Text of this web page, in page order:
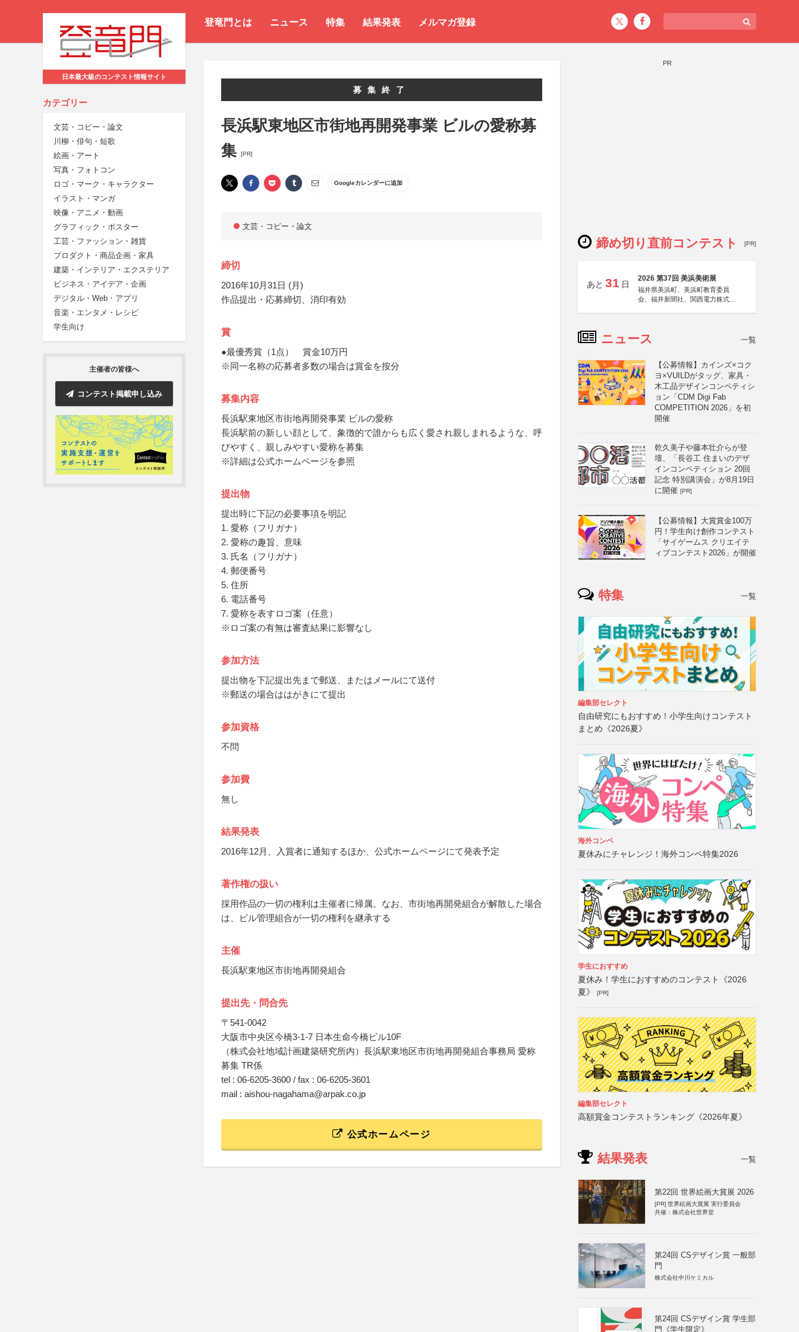
登竜門とは ニュース 特集 結果発表 メルマガ登録
日本最大級のコンテスト情報サイト
カテゴリー
文芸・コピー・論文
川柳・俳句・短歌
絵画・アート
写真・フォトコン
ロゴ・マーク・キャラクター
イラスト・マンガ
映像・アニメ・動画
グラフィック・ポスター
工芸・ファッション・雑貨
プロダクト・商品企画・家具
建築・インテリア・エクステリア
ビジネス・アイデア・企画
デジタル・Web・アプリ
音楽・エンタメ・レシピ
学生向け
主催者の皆様へ
コンテスト掲載申し込み
募集終了
長浜駅東地区市街地再開発事業 ビルの愛称募
集
[PR]
Googleカレンダーに追加
文芸・コピー・論文
締切
2016年10月31日 (月)
作品提出・応募締切、消印有効
賞
●最優秀賞（1点） 賞金10万円
※同一名称の応募者多数の場合は賞金を按分
募集内容
長浜駅東地区市街地再開発事業 ビルの愛称
長浜駅前の新しい顔として、象徴的で誰からも広く愛され親しまれるような、呼
びやすく、親しみやすい愛称を募集
※詳細は公式ホームページを参照
提出物
提出時に下記の必要事項を明記
1. 愛称（フリガナ）
2. 愛称の趣旨、意味
3. 氏名（フリガナ）
4. 郵便番号
5. 住所
6. 電話番号
7. 愛称を表すロゴ案（任意）
※ロゴ案の有無は審査結果に影響なし
参加方法
提出物を下記提出先まで郵送、またはメールにて送付
※郵送の場合ははがきにて提出
参加資格
不問
参加費
無し
結果発表
2016年12月、入賞者に通知するほか、公式ホームページにて発表予定
著作権の扱い
採用作品の一切の権利は主催者に帰属。なお、市街地再開発組合が解散した場合
は、ビル管理組合が一切の権利を継承する
主催
長浜駅東地区市街地再開発組合
提出先・問合先
〒541-0042
大阪市中央区今橋3-1-7 日本生命今橋ビル10F
（株式会社地域計画建築研究所内）長浜駅東地区市街地再開発組合事務局 愛称
募集 TR係
tel : 06-6205-3600 / fax : 06-6205-3601
mail : aishou-nagahama@arpak.co.jp
公式ホームページ
PR
締め切り直前コンテスト [PR]
あと 31 日
2026 第37回 美浜美術展
福井県美浜町、美浜町教育委員
会、福井新聞社、関西電力株式会
ニュース 一覧
【公募情報】カインズ×コク
ヨ×VUILDがタッグ、家具・
木工品デザインコンペティシ
ョン「CDM Digi Fab
COMPETITION 2026」を初
開催
乾久美子や藤本壮介らが登
壇、「長谷工 住まいのデザ
インコンペティション 20回
記念 特別講演会」が8月19日
に開催 [PR]
【公募情報】大賞賞金100万
円！学生向け創作コンテスト
「サイゲームス クリエイテ
ィブコンテスト2026」が開催
特集 一覧
編集部セレクト
自由研究にもおすすめ！小学生向けコンテスト
まとめ《2026夏》
海外コンペ
夏休みにチャレンジ！海外コンペ特集2026
学生におすすめ
夏休み！学生におすすめのコンテスト《2026
夏》
[PR]
編集部セレクト
高額賞金コンテストランキング《2026年夏》
結果発表 一覧
第22回 世界絵画大賞展 2026
[PR] 世界絵画大賞展 実行委員会
共催：株式会社世界堂
第24回 CSデザイン賞 一般部
門
株式会社中川ケミカル
第24回 CSデザイン賞 学生部
門《学生限定》